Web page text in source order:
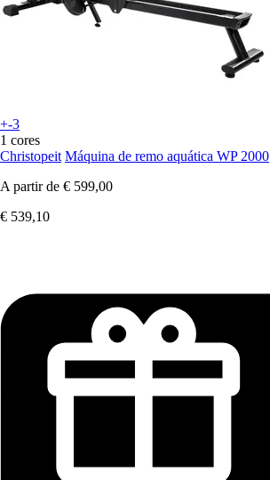
+-3
1 cores
Christopeit Máquina de remo aquática WP 2000
A partir de € 599,00
€ 539,10